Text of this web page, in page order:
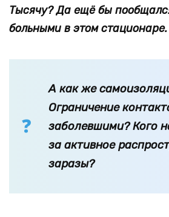
Тысячу? Да ещё бы
больными в этом стационаре.
А как же
Ограничение
заболевшими? Кого
за активное
заразы?